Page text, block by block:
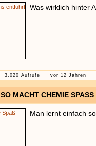
Was wirklich hinter
3.020 Aufrufe vor 12 Jahren
SO MACHT CHEMIE SPASS
Man lernt einfach